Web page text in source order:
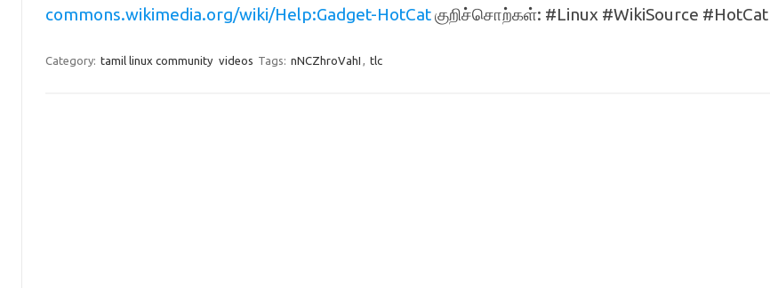
commons.wikimedia.org/wiki/Help:Gadget-HotCatகுறிச்சொற்கள்: #Linux #WikiSource #HotCat
Category: tamil linux community videos Tags: nNCZhroVahI , tlc